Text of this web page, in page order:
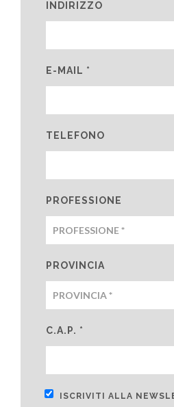
INDIRIZZO
E-MAIL *
TELEFONO
PROFESSIONE
PROVINCIA
C.A.P. *
ISCRIVITI ALLA